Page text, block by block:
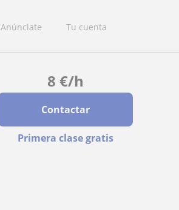
Anúnciate Tu cuenta
8 €/h
Contactar
Primera clase gratis